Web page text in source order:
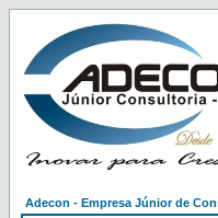
Adecon - Empresa Júnior de